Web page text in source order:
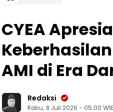
CYEA
AMI di Era
Redaksi
Rabu, 8 Juli 2026 - 05:00